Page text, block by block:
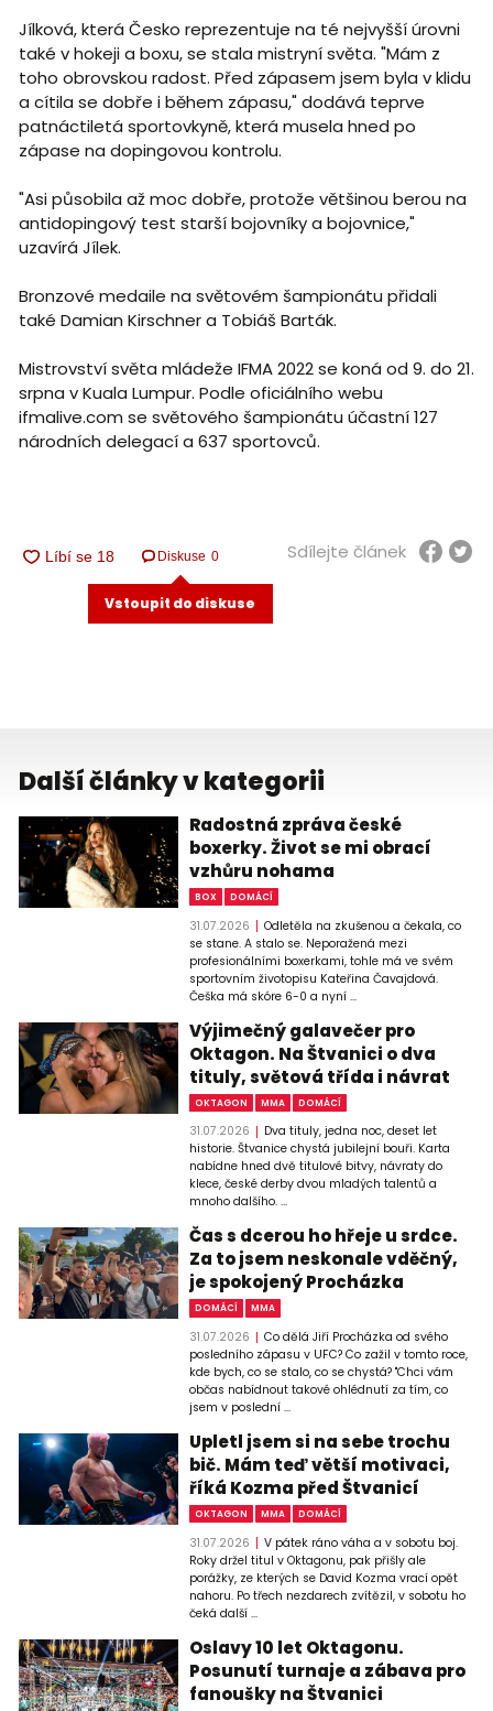
Jílková, která Česko reprezentuje na té nejvyšší úrovni
také v hokeji a boxu, se stala mistryní světa. "Mám z
toho obrovskou radost. Před zápasem jsem byla v klidu
a cítila se dobře i během zápasu," dodává teprve
patnáctiletá sportovkyně, která musela hned po
zápase na dopingovou kontrolu.
"Asi působila až moc dobře, protože většinou berou na
antidopingový test starší bojovníky a bojovnice,"
uzavírá Jílek.
Bronzové medaile na světovém šampionátu přidali
také Damian Kirschner a Tobiáš Barták.
Mistrovství světa mládeže IFMA 2022 se koná od 9. do 21.
srpna v Kuala Lumpur. Podle oficiálního webu
ifmalive.com se světového šampionátu účastní 127
národních delegací a 637 sportovců.
Diskuse 0
Vstoupit do diskuse
Sdílejte článek
Další články v kategorii
Radostná zpráva české
boxerky. Život se mi obrací
vzhůru nohama
BOX DOMÁCÍ
31.07.2026
Odletěla na zkušenou a čekala, co
se stane. A stalo se. Neporažená mezi
profesionálními boxerkami, tohle má ve svém
sportovním životopisu Kateřina Čavajdová.
Češka má skóre 6-0 a nyní ...
Výjimečný galavečer pro
Oktagon. Na Štvanici o dva
tituly, světová třída i návrat
OKTAGON MMA DOMÁCÍ
31.07.2026
Dva tituly, jedna noc, deset let
historie. Štvanice chystá jubilejní bouři. Karta
nabídne hned dvě titulové bitvy, návraty do
klece, české derby dvou mladých talentů a
mnoho dalšího. ...
Čas s dcerou ho hřeje u srdce.
Za to jsem neskonale vděčný,
je spokojený Procházka
DOMÁCÍ MMA
31.07.2026
Co dělá Jiří Procházka od svého
posledního zápasu v UFC? Co zažil v tomto roce,
kde bych, co se stalo, co se chystá? "Chci vám
občas nabídnout takové ohlédnutí za tím, co
jsem v poslední ...
Upletl jsem si na sebe trochu
bič. Mám teď větší motivaci,
říká Kozma před Štvanicí
OKTAGON MMA DOMÁCÍ
31.07.2026
V pátek ráno váha a v sobotu boj.
Roky držel titul v Oktagonu, pak přišly ale
porážky, ze kterých se David Kozma vrací opět
nahoru. Po třech nezdarech zvítězil, v sobotu ho
čeká další ...
Oslavy 10 let Oktagonu.
Posunutí turnaje a zábava pro
fanoušky na Štvanici